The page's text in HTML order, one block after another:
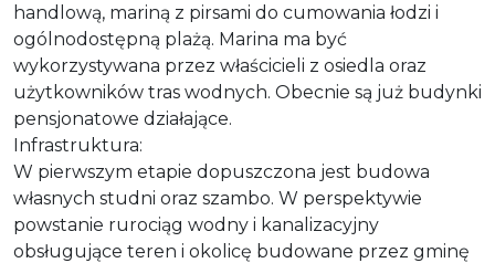
handlową, mariną z pirsami do cumowania łodzi i
ogólnodostępną plażą. Marina ma być
wykorzystywana przez właścicieli z osiedla oraz
użytkowników tras wodnych. Obecnie są już budynki
pensjonatowe działające.
Infrastruktura:
W pierwszym etapie dopuszczona jest budowa
własnych studni oraz szambo. W perspektywie
powstanie rurociąg wodny i kanalizacyjny
obsługujące teren i okolicę budowane przez gminę